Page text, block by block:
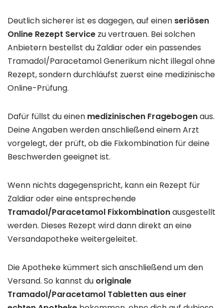
Deutlich sicherer ist es dagegen, auf einen seriösen
Online Rezept Service zu vertrauen. Bei solchen
Anbietern bestellst du Zaldiar oder ein passendes
Tramadol/Paracetamol Generikum nicht illegal ohne
Rezept, sondern durchläufst zuerst eine medizinische
Online-Prüfung.
Dafür füllst du einen medizinischen Fragebogenaus.
Deine Angaben werden anschließend einem Arzt
vorgelegt, der prüft, ob die Fixkombination für deine
Beschwerden geeignet ist.
Wenn nichts dagegenspricht, kann ein Rezept für
Zaldiar oder eine entsprechende
Tramadol/Paracetamol Fixkombinationausgestellt
werden. Dieses Rezept wird dann direkt an eine
Versandapotheke weitergeleitet.
Die Apotheke kümmert sich anschließend um den
Versand. So kannst du originale
Tramadol/Paracetamol Tabletten aus einer